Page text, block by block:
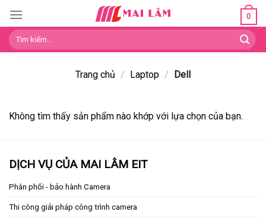
content
0
Tìm
kiếm:
Trang chủ / Laptop / Dell
Không tìm thấy sản phẩm nào khớp với lựa chọn của bạn.
DỊCH VỤ CỦA MAI LÂM EIT
Phân phối - bảo hành Camera
Thi công giải pháp công trình camera